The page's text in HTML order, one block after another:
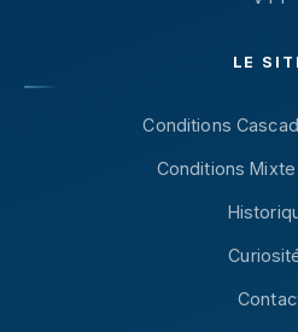
LE
Conditions
Conditions